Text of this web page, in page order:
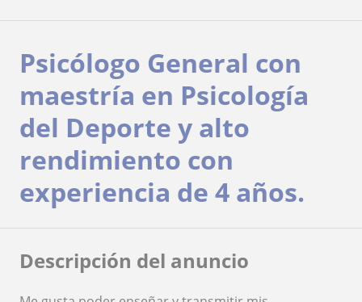
Psicólogo General con
maestría en Psicología
del Deporte y alto
rendimiento con
experiencia de 4 años.
Descripción del anuncio